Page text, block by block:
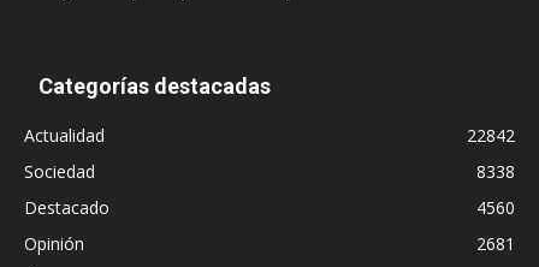
Categorías destacadas
Actualidad
22842
Sociedad
8338
Destacado
4560
Opinión
2681